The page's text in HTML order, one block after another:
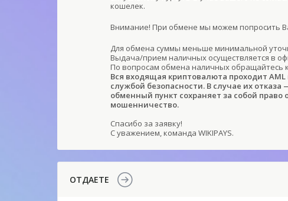
кошелек.
Внимание! При обмене мы можем попросить
Для обмена суммы меньше минимальной
Выдача/прием наличных осуществляется в
По вопросам обмена наличных обращайтесь
Вся входящая криптовалюта проходит
службой безопасности. В случае их
обменный пункт сохраняет за собой
мошенничество.
Спасибо за заявку!
С уважением, команда WIKIPAYS.
ОТДАЕТЕ